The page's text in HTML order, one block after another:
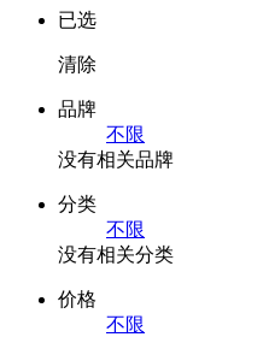
已选
清除
品牌
不限
没有相关品牌
分类
不限
没有相关分类
价格
不限